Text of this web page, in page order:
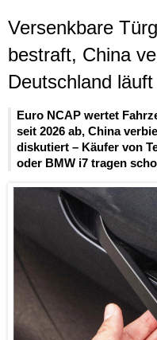
Versenkbare
bestraft, China
Deutschland
Euro NCAP wertet
seit 2026 ab, China
diskutiert – Käufer von
oder BMW i7 tragen